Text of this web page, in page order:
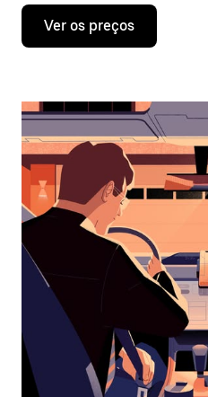
Prima
tecla
interagir
o
calendário
selecionar
uma
data.
Prima
o
botão
o
calendário.
Ver os preços